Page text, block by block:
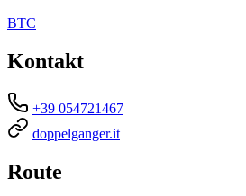
BTC
Kontakt
+39 054721467
doppelganger.it
Route